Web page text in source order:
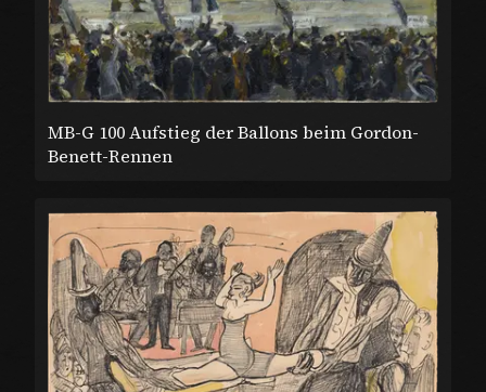
MB-G 100 Aufstieg der Ballons beim Gordon-
Benett-Rennen